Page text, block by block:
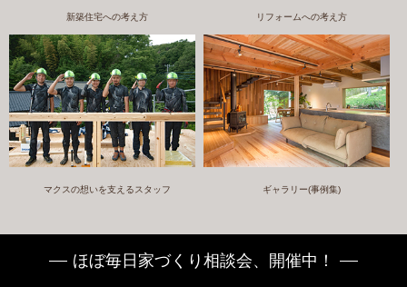
新築住宅への考え方 リフォームへの考え方
マクスの想いを支えるスタッフ ギャラリー(事例集)
ほぼ毎日家づくり相談会、開催中！